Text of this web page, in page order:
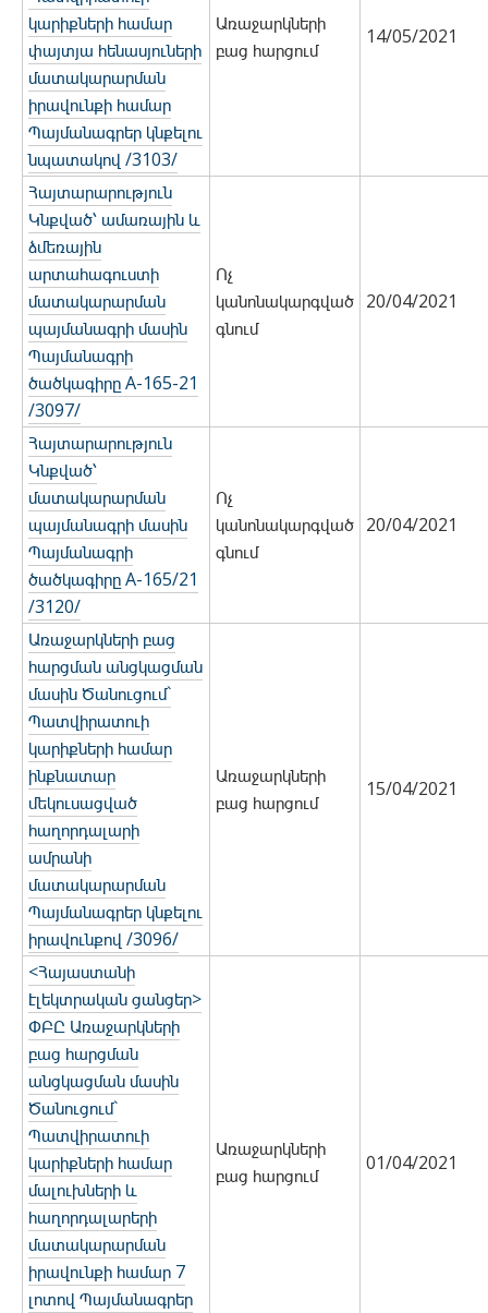
կարիքների համար
փայտյա հենասյուների
մատակարարման
իրավունքի համար
Պայմանագրեր կնքելու
նպատակով /3103/
Առաջարկների
բաց հարցում
14/05/2021
Հայտարարություն
Կնքված՝ ամառային և
ձմեռային
արտահագուստի
մատակարարման
պայմանագրի մասին
Պայմանագրի
ծածկագիրը A-165-21
/3097/
Ոչ
կանոնակարգված
գնում
20/04/2021
Հայտարարություն
Կնքված՝
մատակարարման
պայմանագրի մասին
Պայմանագրի
ծածկագիրը A-165/21
/3120/
Ոչ
կանոնակարգված
գնում
20/04/2021
Առաջարկների բաց
հարցման անցկացման
մասին Ծանուցում`
Պատվիրատուի
կարիքների համար
ինքնատար
մեկուսացված
հաղորդալարի
ամրանի
մատակարարման
Պայմանագրեր կնքելու
իրավունքով /3096/
Առաջարկների
բաց հարցում
15/04/2021
<Հայաստանի
էլեկտրական ցանցեր>
ՓԲԸ Առաջարկների
բաց հարցման
անցկացման մասին
Ծանուցում`
Պատվիրատուի
կարիքների համար
մալուխների և
հաղորդալարերի
մատակարարման
իրավունքի համար 7
լոտով Պայմանագրեր
Առաջարկների
բաց հարցում
01/04/2021